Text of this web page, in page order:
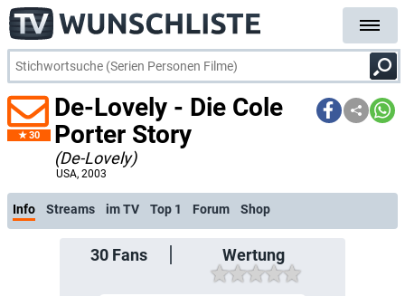
30
De-Lovely - Die Cole
Porter Story
(De-Lovely)
USA, 2003
Info Streams im TV Top 1 Forum Shop
30Fans Wertung